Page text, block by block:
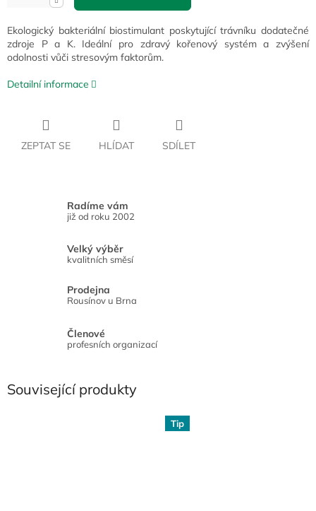
Ekologický bakteriální biostimulant poskytující trávníku dodatečné
zdroje P a K. Ideální pro zdravý kořenový systém a zvýšení
odolnosti vůči stresovým faktorům.
Detailní informace
ZEPTAT SE HLÍDAT SDÍLET
Radíme vám
již od roku 2002
Velký výběr
kvalitních směsí
Prodejna
Rousínov u Brna
Členové
profesních organizací
Související produkty
Tip